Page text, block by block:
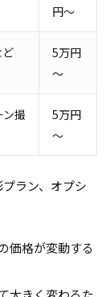
円～
5万円
～
撮
5万円
～
ラン、オプシ
価格が変動する